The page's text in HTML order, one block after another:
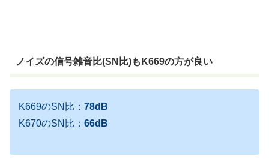
ノイズの信号雑音比(SN比)もK669の方が良い
K669のSN比： 78dB
K670のSN比： 66dB